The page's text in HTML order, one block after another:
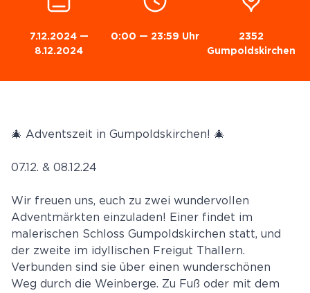
7.12.2024—
8.12.2024
0:00 — 23:59 Uhr
2352
Gumpoldskirchen
🎄 Adventszeit in Gumpoldskirchen! 🎄
07.12. & 08.12.24
Wir freuen uns, euch zu zwei wundervollen
Adventmärkten einzuladen! Einer findet im
malerischen Schloss Gumpoldskirchen statt, und
der zweite im idyllischen Freigut Thallern.
Verbunden sind sie über einen wunderschönen
Weg durch die Weinberge. Zu Fuß oder mit dem